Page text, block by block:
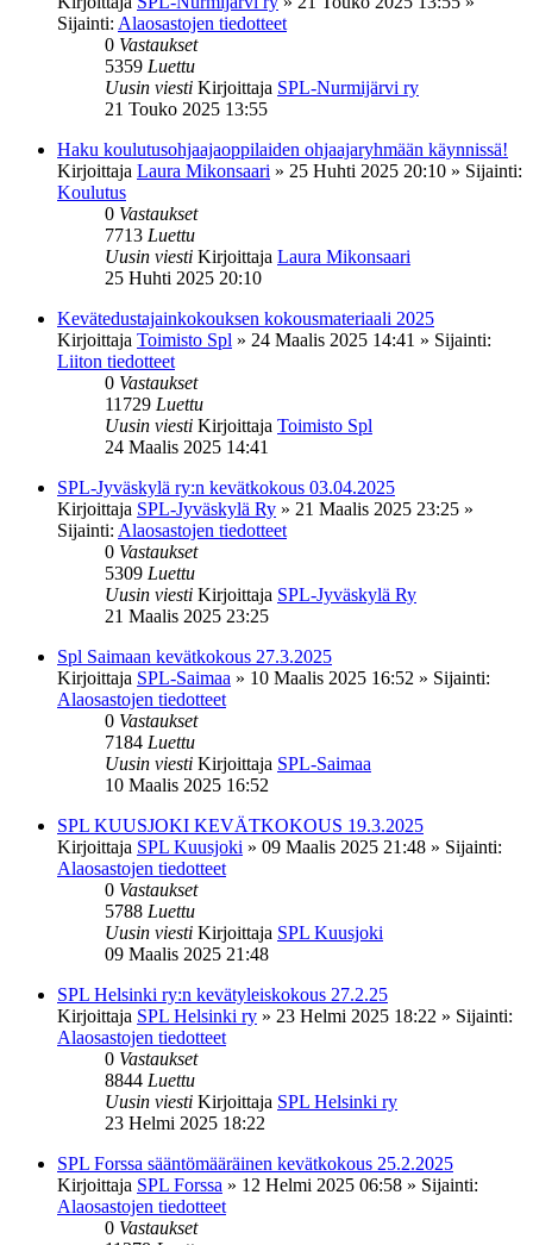
Sijainti: Alaosastojen tiedotteet
0 Vastaukset
5359 Luettu
Uusin viesti Kirjoittaja SPL-Nurmijärvi ry
21 Touko 2025 13:55
Haku koulutusohjaajaoppilaiden ohjaajaryhmään käynnissä!
Kirjoittaja Laura Mikonsaari » 25 Huhti 2025 20:10 » Sijainti:
Koulutus
0 Vastaukset
7713 Luettu
Uusin viesti Kirjoittaja Laura Mikonsaari
25 Huhti 2025 20:10
Kevätedustajainkokouksen kokousmateriaali 2025
Kirjoittaja Toimisto Spl » 24 Maalis 2025 14:41 » Sijainti:
Liiton tiedotteet
0 Vastaukset
11729 Luettu
Uusin viesti Kirjoittaja Toimisto Spl
24 Maalis 2025 14:41
SPL-Jyväskylä ry:n kevätkokous 03.04.2025
Kirjoittaja SPL-Jyväskylä Ry » 21 Maalis 2025 23:25 »
Sijainti: Alaosastojen tiedotteet
0 Vastaukset
5309 Luettu
Uusin viesti Kirjoittaja SPL-Jyväskylä Ry
21 Maalis 2025 23:25
Spl Saimaan kevätkokous 27.3.2025
Kirjoittaja SPL-Saimaa » 10 Maalis 2025 16:52 » Sijainti:
Alaosastojen tiedotteet
0 Vastaukset
7184 Luettu
Uusin viesti Kirjoittaja SPL-Saimaa
10 Maalis 2025 16:52
SPL KUUSJOKI KEVÄTKOKOUS 19.3.2025
Kirjoittaja SPL Kuusjoki » 09 Maalis 2025 21:48 » Sijainti:
Alaosastojen tiedotteet
0 Vastaukset
5788 Luettu
Uusin viesti Kirjoittaja SPL Kuusjoki
09 Maalis 2025 21:48
SPL Helsinki ry:n kevätyleiskokous 27.2.25
Kirjoittaja SPL Helsinki ry » 23 Helmi 2025 18:22 » Sijainti:
Alaosastojen tiedotteet
0 Vastaukset
8844 Luettu
Uusin viesti Kirjoittaja SPL Helsinki ry
23 Helmi 2025 18:22
SPL Forssa sääntömääräinen kevätkokous 25.2.2025
Kirjoittaja SPL Forssa » 12 Helmi 2025 06:58 » Sijainti:
Alaosastojen tiedotteet
0 Vastaukset